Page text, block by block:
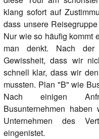
klang sofort auf
dass unsere
Nur wie so häufig kommt
man denkt. Nach der
Gewissheit, dass wir
schnell klar, dass wir
mussten. Plan "B" wie
Nach einigen
Busunternehmen
Unternehmen des
eingenistet.